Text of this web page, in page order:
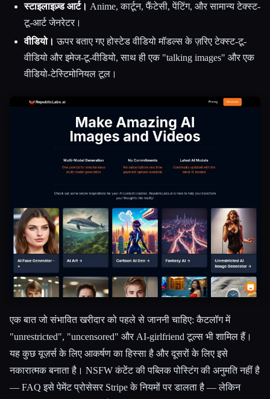
स्टाइलाइज़्ड आर्ट। Anime, कार्टून, फैंटेसी, पेंटिंग, और सामान्य टेक्स्ट-
टू-आर्ट जेनरेटर।
वीडियो। ऊपर बताए गए होस्टेड वीडियो मॉडल्स के ज़रिए टेक्स्ट-टू-
वीडियो और इमेज-टू-वीडियो, साथ ही एक "talking images" और एक
वीडियो-टेस्टिमोनियल टूल।
एक बात जो संभावित खरीदार को पहले से जाननी चाहिए: कैटलॉग में
"unrestricted", "uncensored" और AI-girlfriend टूल्स भी शामिल हैं।
यह कुछ यूज़र्स के लिए आकर्षण का हिस्सा है और दूसरों के लिए इसे
नकारात्मक बनाता है। NSFW कंटेंट की पब्लिक पोस्टिंग की अनुमति नहीं है
— FAQ इसे पेमेंट प्रोसेसर Stripe के नियमों पर डालता है — लेकिन